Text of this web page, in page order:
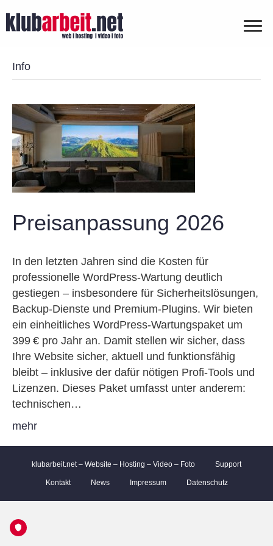
Info
Preisanpassung 2026
In den letzten Jahren sind die Kosten für
professionelle WordPress-Wartung deutlich
gestiegen – insbesondere für Sicherheitslösungen,
Backup-Dienste und Premium-Plugins. Wir bieten
ein einheitliches WordPress-Wartungspaket um
399 € pro Jahr an. Damit stellen wir sicher, dass
Ihre Website sicher, aktuell und funktionsfähig
bleibt – inklusive der dafür nötigen Profi-Tools und
Lizenzen. Dieses Paket umfasst unter anderem:
technischen…
mehr
klubarbeit.net – Website – Hosting – Video – Foto Support
Kontakt News Impressum Datenschutz